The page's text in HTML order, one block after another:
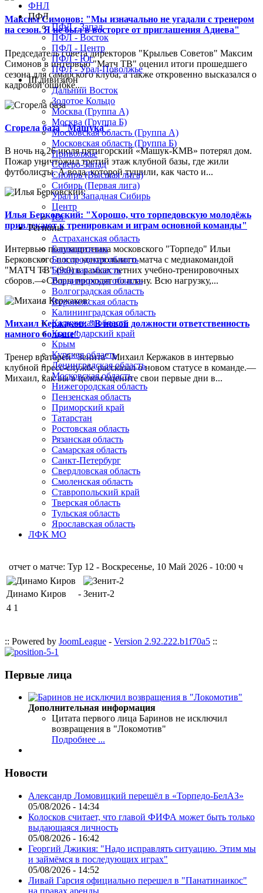
Максим Симонов: "Мы изначально не угадали с тренером
на сезон. Я не был в восторге от приглашения Адиева"
Председатель совета директоров "Крыльев Советов" Максим
Симонов в интервью "Матч ТВ" оценил итоги прошедшего
сезона для самарского клуба, а также откровенно высказался о
кадровой ошибке...
Сгорела база "Машука"
В ночь на 26 июля пятигорский «Машук-КМВ» потерял дом.
Пожар уничтожил третий этаж клубной базы, где жили
футболисты. А вода, которой тушили, как часто и...
Илья Берковский: "Хорошо, что торпедовскую молодёжь
привлекают к тренировкам и играм основной команды"
Интервью полузащитника московского "Торпедо" Ильи
Берковского после контрольного матча с медиакомандой
"МАТЧ ТВ" (9:0) в рамках летних учебно-тренировочных
сборов.— Сборы проходят по плану. Всю нагрузку,...
Михаил Кержаков: "В новой должности ответственность
намного больше"
Тренер вратарей "Зенита" Михаил Кержаков в интервью
клубной пресс-службе рассказал о новом статусе в команде.—
Михаил, как вы в целом оцените свои первые дни в...
ФНЛ
ПФЛ
ПФЛ - Запад
ПФЛ - Восток
ПФЛ - Центр
ПФЛ - Юг
ПФЛ - Урал-Поволжье
III дивизион
Дальний Восток
Золотое Кольцо
Москва (Группа А)
Москва (Группа Б)
Московская область (Группа А)
Московская область (Группа Б)
Приволжье
Северо-Запад
Сибирь (Высшая лига)
Сибирь (Первая лига)
Урал и Западная Сибирь
Центр
Юг
Регионы
Астраханская область
Башкортостан
Белгородская область
Брянская область
Владимирская область
Волгоградская область
Воронежская область
Калининградская область
Калужская область
Краснодарский край
Крым
Курская область
Ленинградская область
Московская область
Нижегородская область
Пензенская область
Приморский край
Татарстан
Ростовская область
Рязанская область
Самарская область
Санкт-Петербург
Свердловская область
Смоленская область
Ставропольский край
Тверская область
Тульская область
Ярославская область
ЛФК МО
отчет о матче: Тур 12 - Воскресенье, 10 Май 2026 - 10:00 ч
Динамо Киров - Зенит-2
4 1
:: Powered by JoomLeague - Version 2.92.222.b1f70a5 ::
Первые лица
Дополнительная информация
Цитата первого лица Баринов не исключил
возвращения в "Локомотив"
Подробнее ...
Новости
Александр Ломовицкий перешёл в «Торпедо-БелАЗ»
05/08/2026 - 14:34
Колосков считает, что главой ФИФА может быть только
выдающаяся личность
05/08/2026 - 16:42
Георгий Джикия: "Надо исправлять ситуацию. Этим мы
и займёмся в последующих играх"
05/08/2026 - 14:52
Ливай Гарсия официально перешел в "Панатинаикос"
на правах аренды